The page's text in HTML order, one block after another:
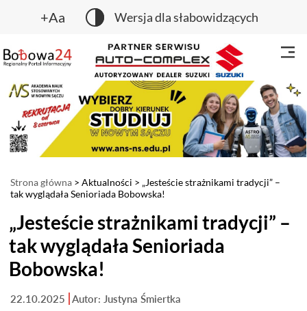
+Aa Wersja dla słabowidzących
Strona główna > Aktualności > „Jesteście strażnikami tradycji” –
tak wyglądała Senioriada Bobowska!
„Jesteście strażnikami tradycji” –
tak wyglądała Senioriada
Bobowska!
22.10.2025 Autor: Justyna Śmiertka